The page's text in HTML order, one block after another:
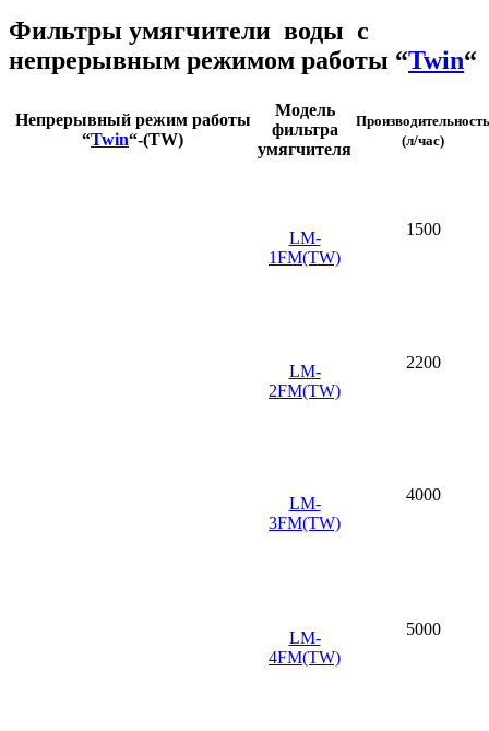
Фильтры умягчители воды с
непрерывным режимом работы “Twin“
Непрерывный режим работы
“Twin“-(TW)
Модель
фильтра
умягчителя
Производительность
(л/час)
LM-
1FM(TW)
1500
LM-
2FM(TW)
2200
LM-
3FM(TW)
4000
LM-
4FM(TW)
5000